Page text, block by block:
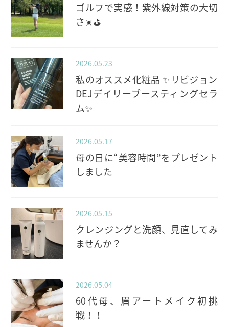
ゴルフで実感！紫外線対策の大切
さ☀️⛳️
2026.05.23
私のオススメ化粧品 ✨️リビジョン
DEJデイリーブースティングセラ
ム✨️
2026.05.17
母の日に“美容時間”をプレゼント
しました
2026.05.15
クレンジングと洗顔、見直してみ
ませんか？
2026.05.04
60代母、眉アートメイク初挑
戦！！